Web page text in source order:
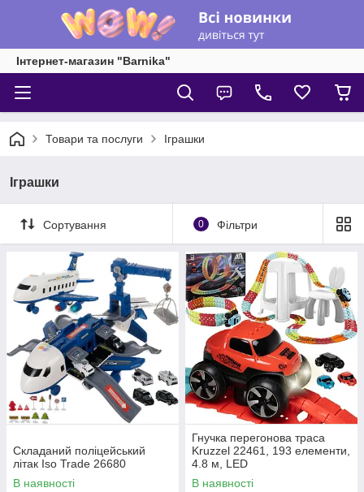
Інтернет-магазин "Barnika"
Товари та послуги Іграшки
Іграшки
Сортування 0 Фільтри
Складаний поліцейський
літак Iso Trade 26680
В наявності
Гнучка перегонова траса
Kruzzel 22461, 193 елементи,
4.8 м, LED
В наявності